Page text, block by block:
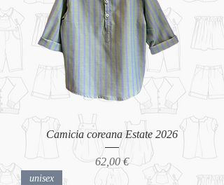
Camicia coreana Estate 2026
Prezzo
62,00 €
unisex